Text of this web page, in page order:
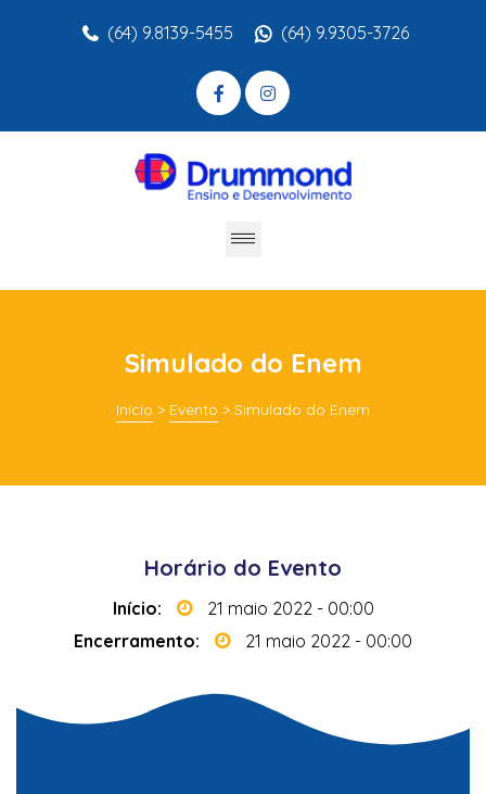
(64) 9.8139-5455 (64) 9.9305-3726
Simulado do Enem
Início > Evento > Simulado do Enem
Horário do Evento
Início:
21 maio 2022 - 00:00
Encerramento:
21 maio 2022 - 00:00